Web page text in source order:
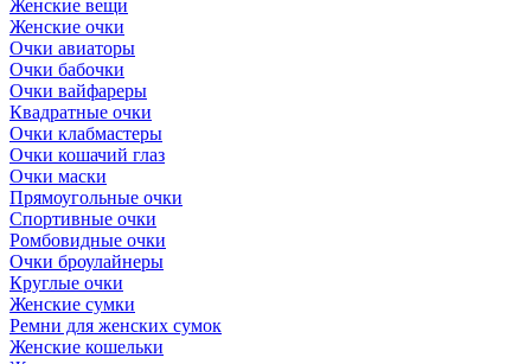
Женские вещи
Женские очки
Очки авиаторы
Очки бабочки
Очки вайфареры
Квадратные очки
Очки клабмастеры
Очки кошачий глаз
Очки маски
Прямоугольные очки
Спортивные очки
Ромбовидные очки
Очки броулайнеры
Круглые очки
Женские сумки
Ремни для женских сумок
Женские кошельки